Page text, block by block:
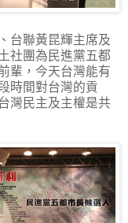
台聯黃昆輝主席及
社團為民進黨五都
輩，今天台灣能有
時間對台灣的貢
灣民主及主權是共